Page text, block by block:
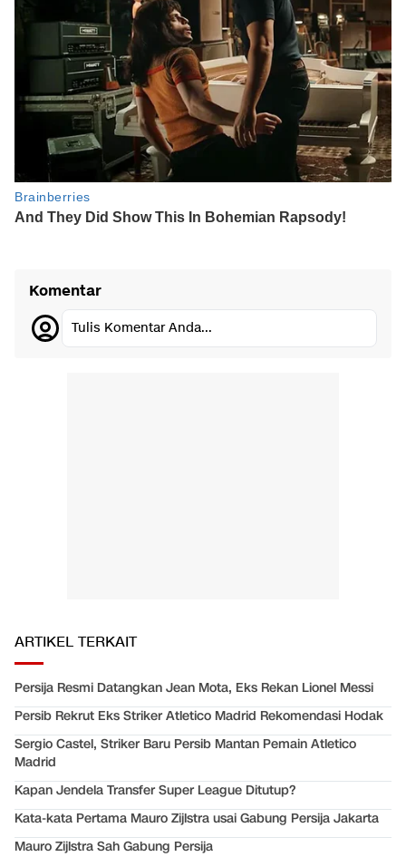
Komentar
Tulis Komentar Anda...
ARTIKEL TERKAIT
Persija Resmi Datangkan Jean Mota, Eks Rekan Lionel Messi
Persib Rekrut Eks Striker Atletico Madrid Rekomendasi Hodak
Sergio Castel, Striker Baru Persib Mantan Pemain Atletico
Madrid
Kapan Jendela Transfer Super League Ditutup?
Kata-kata Pertama Mauro Zijlstra usai Gabung Persija Jakarta
Mauro Zijlstra Sah Gabung Persija